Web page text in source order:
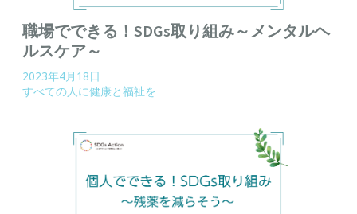
職場でできる！SDGs取り組み～メンタルヘ
ルスケア～
2023年4月18日
すべての人に健康と福祉を